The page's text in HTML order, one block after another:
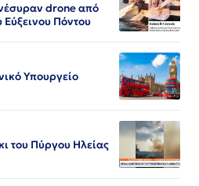
drone από
Εύξεινου Πόντου
Υπουργείο
του Πύργου Ηλείας